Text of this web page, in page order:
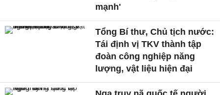
mạnh'
Tổng Bí thư, Chủ tịch nước:
Tái định vị TKV thành tập
đoàn công nghiệp năng
lượng, vật liệu hiện đại